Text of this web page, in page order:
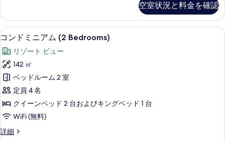
ド
ル
ー
ム
(E102)
の
す
べ
て
の
ニ
ア
ム
ベ
ッ
ド
ル
ー
ム
(E102)
の
詳
細
空室状況と料金を確認
コ
ン
ド
ミ
ニ
ア
ム
(2
Bedrooms)
コンドミニアム (2 Bedrooms) | リビ
12
コンドミニアム (2 Bedrooms)
リゾート ビュー
142 ㎡
ベッドルーム 2 室
定員 4 名
クイーンベッド 2 台およびキングベッド 1 台
WiFi (無料)
詳細
コ